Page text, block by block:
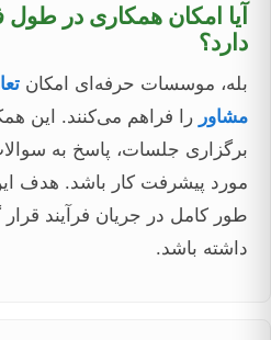
آیا امکان همکاری در طول
دارد؟
بله، موسسات حرفه‌ای امکان
مشاور را فراهم می‌کنند. این
برگزاری جلسات، پاسخ به
مورد پیشرفت کار باشد. هدف
طور کامل در جریان فرآیند
داشته باشد.